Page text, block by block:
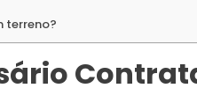
terreno?